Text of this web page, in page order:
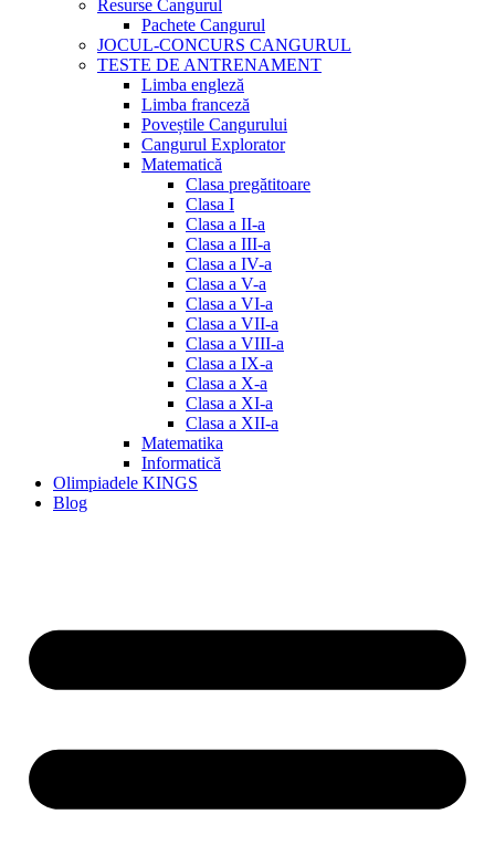
Resurse Cangurul
Pachete Cangurul
JOCUL-CONCURS CANGURUL
TESTE DE ANTRENAMENT
Limba engleză
Limba franceză
Poveștile Cangurului
Cangurul Explorator
Matematică
Clasa pregătitoare
Clasa I
Clasa a II-a
Clasa a III-a
Clasa a IV-a
Clasa a V-a
Clasa a VI-a
Clasa a VII-a
Clasa a VIII-a
Clasa a IX-a
Clasa a X-a
Clasa a XI-a
Clasa a XII-a
Matematika
Informatică
Olimpiadele KINGS
Blog